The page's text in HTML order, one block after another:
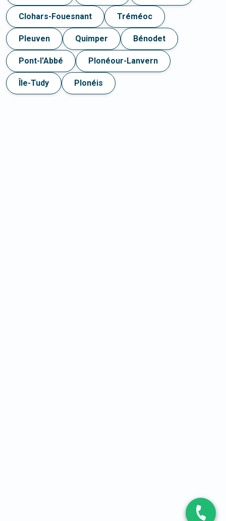
Clohars-Fouesnant Tréméoc
Pleuven Quimper Bénodet
Pont-l'Abbé Plonéour-Lanvern
Île-Tudy Plonéis